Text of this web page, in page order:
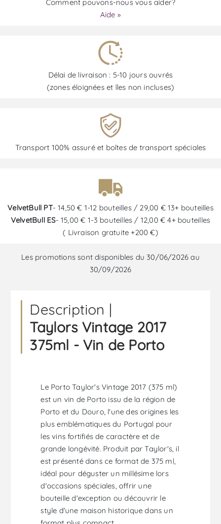
Comment pouvons-nous vous aider?
Aide »
Délai de livraison : 5-10 jours ouvrés
(zones éloignées et îles non incluses)
Transport 100% assuré et boîtes de transport spéciales
VelvetBull PT- 14,50 € 1-12 bouteilles / 29,00 € 13+ bouteilles
VelvetBull ES- 15,00 € 1-3 bouteilles / 12,00 € 4+ bouteilles
( Livraison gratuite +200 €)
Les promotions sont disponibles du 30/06/2026 au
30/09/2026
Description |
Taylors Vintage 2017
375ml - Vin de Porto
Le Porto Taylor's Vintage 2017 (375 ml)
est un vin de Porto issu de la région de
Porto et du Douro, l'une des origines les
plus emblématiques du Portugal pour
les vins fortifiés de caractère et de
grande longévité. Produit par Taylor's, il
est présenté dans ce format de 375 ml,
idéal pour déguster un millésime lors
d'occasions spéciales, offrir une
bouteille d'exception ou découvrir le
style d'une maison historique dans un